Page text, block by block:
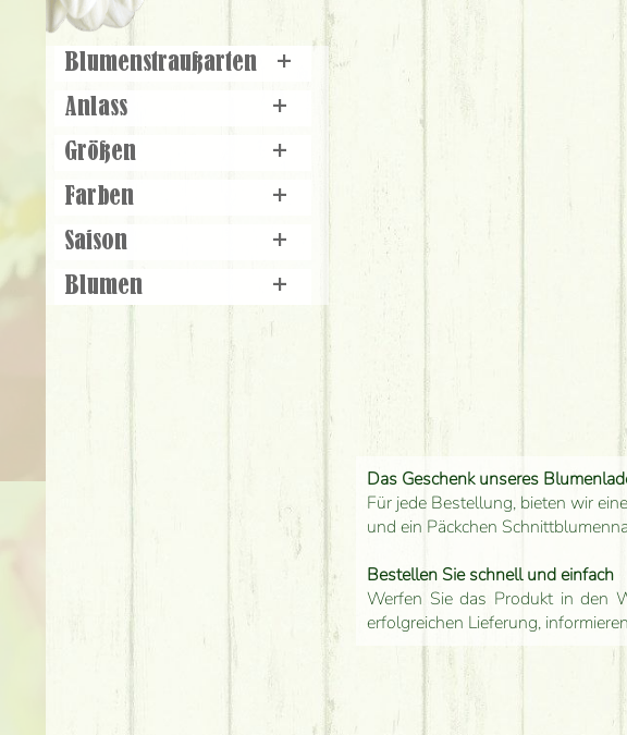
Das Geschenk unseres
Für jede Bestellung, bieten wir
und ein Päckchen
Bestellen Sie schnell und einfach
Werfen Sie das Produkt in den
erfolgreichen Lieferung,
Blumenstraußarten
+
Anlass
+
Größen
+
Farben
+
Saison
+
Blumen
+